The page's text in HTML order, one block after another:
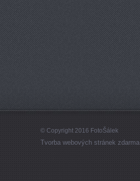
© Copyright 2016 FotoŠálek
Tvorba webových stránek zdarma